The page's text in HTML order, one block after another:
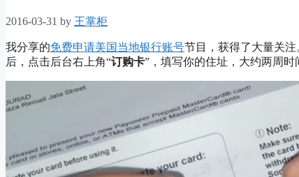
2016-03-31 by 王掌柜
我分享的免费申请美国当地银行账号节目，获得了大量关注
后，点击后台右上角“订购卡”，填写你的住址，大约两周时